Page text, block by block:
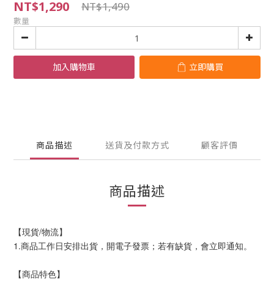
NT$1,290 NT$1,490
數量
加入購物車 立即購買
商品描述 送貨及付款方式 顧客評價
商品描述
【現貨/物流】
1.商品工作日安排出貨，開電子發票；若有缺貨，會立即通知。
【商品特色】